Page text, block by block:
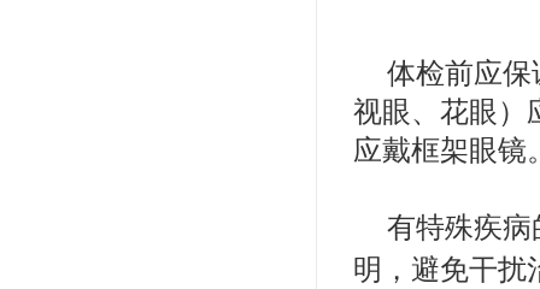
体检前应
视眼、花眼）
应戴框架眼镜
有特殊疾
明，避免干扰